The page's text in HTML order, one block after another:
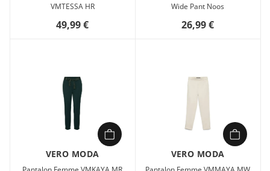
VMTESSA HR
49,99 €
Wide Pant Noos
26,99 €
VERO MODA VERO MODA